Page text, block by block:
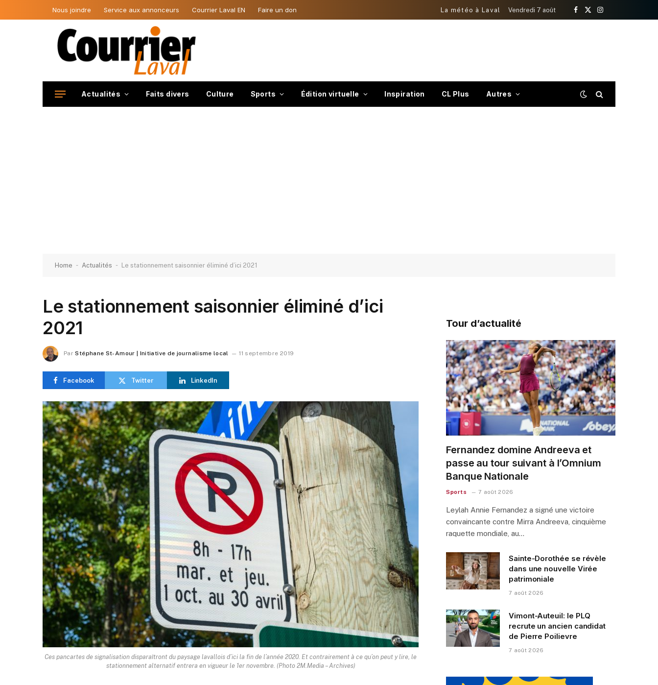
Nous joindre Service aux annonceurs Courrier Laval EN Faire un don La météo à Laval Vendredi 7 août
Facebook
X
Instagram
Actualités Faits divers Culture Sports Édition virtuelle Inspiration CL Plus Autres
Home - Actualités - Le stationnement saisonnier éliminé d’ici 2021
Le stationnement saisonnier éliminé d’ici
2021
Par Stéphane St-Amour | Initiative de journalisme local 11 septembre 2019
Facebook Twitter LinkedIn
Ces pancartes de signalisation disparaîtront du paysage lavallois d’ici la fin de l’année 2020. Et contrairement à ce qu’on peut y lire, le
stationnement alternatif entrera en vigueur le 1er novembre. (Photo 2M.Media – Archives)
Tour d’actualité
Fernandez domine Andreeva et
passe au tour suivant à l’Omnium
Banque Nationale
Sports 7 août 2026
Leylah Annie Fernandez a signé une victoire
convaincante contre Mirra Andreeva, cinquième
raquette mondiale, au…
Sainte-Dorothée se révèle
dans une nouvelle Virée
patrimoniale
7 août 2026
Vimont-Auteuil: le PLQ
recrute un ancien candidat
de Pierre Poilievre
7 août 2026